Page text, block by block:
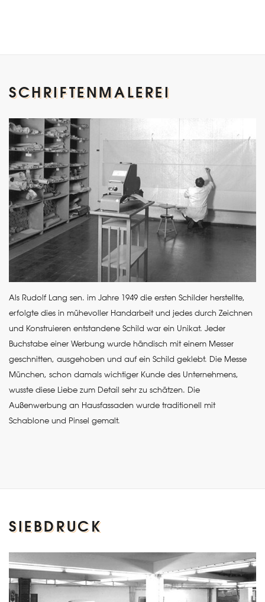
SCHRIFTENMALEREI
Als Rudolf Lang sen. im Jahre 1949 die ersten Schilder herstellte,
erfolgte dies in mühevoller Handarbeit und jedes durch Zeichnen
und Konstruieren entstandene Schild war ein Unikat. Jeder
Buchstabe einer Werbung wurde händisch mit einem Messer
geschnitten, ausgehoben und auf ein Schild geklebt. Die Messe
München, schon damals wichtiger Kunde des Unternehmens,
wusste diese Liebe zum Detail sehr zu schätzen. Die
Außenwerbung an Hausfassaden wurde traditionell mit
Schablone und Pinsel gemalt.
SIEBDRUCK